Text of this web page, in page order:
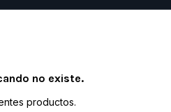
no existe.
productos.